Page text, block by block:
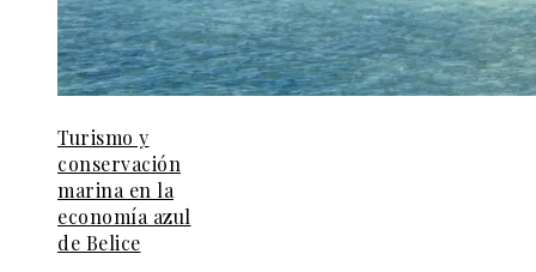
Turismo y
conservación
marina en la
economía azul
de Belice